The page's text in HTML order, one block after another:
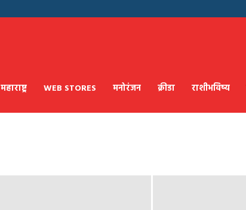
महाराष्ट्र WEB STORES मनोरंजन क्रीडा राशीभविष्य